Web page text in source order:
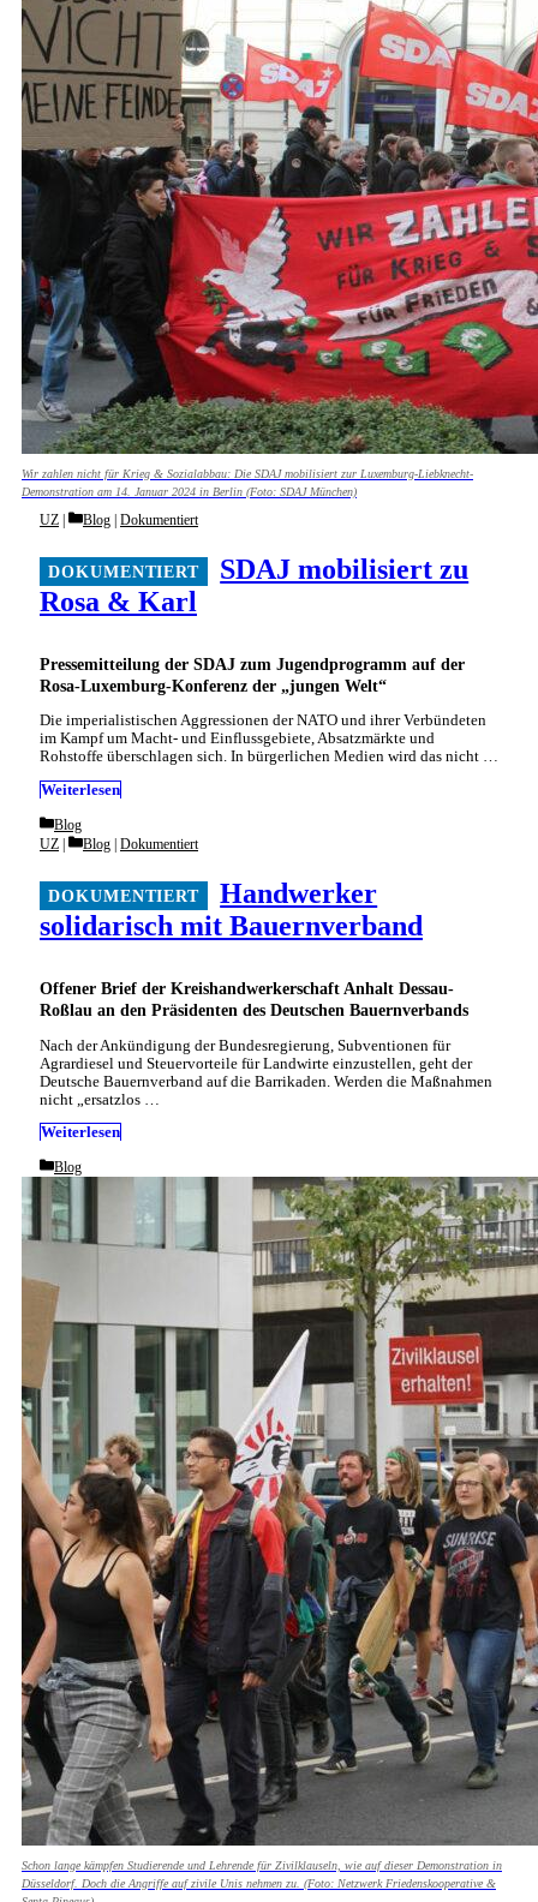
Wir zahlen nicht für Krieg & Sozialabbau: Die SDAJ mobilisiert zur Luxemburg-Liebknecht-
Demonstration am 14. Januar 2024 in Berlin (Foto: SDAJ München)
Pressemitteilung der SDAJ zum Jugendprogramm auf der
Rosa-Luxemburg-Konferenz der „jungen Welt“
SDAJ mobilisiert zu
Rosa & Karl
UZ Categories
Blog | Dokumentiert
Die imperialistischen Aggressionen der NATO und ihrer Verbündeten
im Kampf um Macht- und Einflussgebiete, Absatzmärkte und
Rohstoffe überschlagen sich. In bürgerlichen Medien wird das nicht …
Weiterlesen
Categories
Blog
Offener Brief der Kreishandwerkerschaft Anhalt Dessau-
Roßlau an den Präsidenten des Deutschen Bauernverbands
Handwerker
solidarisch mit Bauernverband
UZ Categories
Blog Dokumentiert
Nach der Ankündigung der Bundesregierung, Subventionen für
Agrardiesel und Steuervorteile für Landwirte einzustellen, geht der
Deutsche Bauernverband auf die Barrikaden. Werden die Maßnahmen
nicht „ersatzlos …
Weiterlesen
Categories
Blog
Schon lange kämpfen Studierende und Lehrende für Zivilklauseln, wie auf dieser Demonstration in
Düsseldorf. Doch die Angriffe auf zivile Unis nehmen zu. (Foto: Netzwerk Friedenskooperative &